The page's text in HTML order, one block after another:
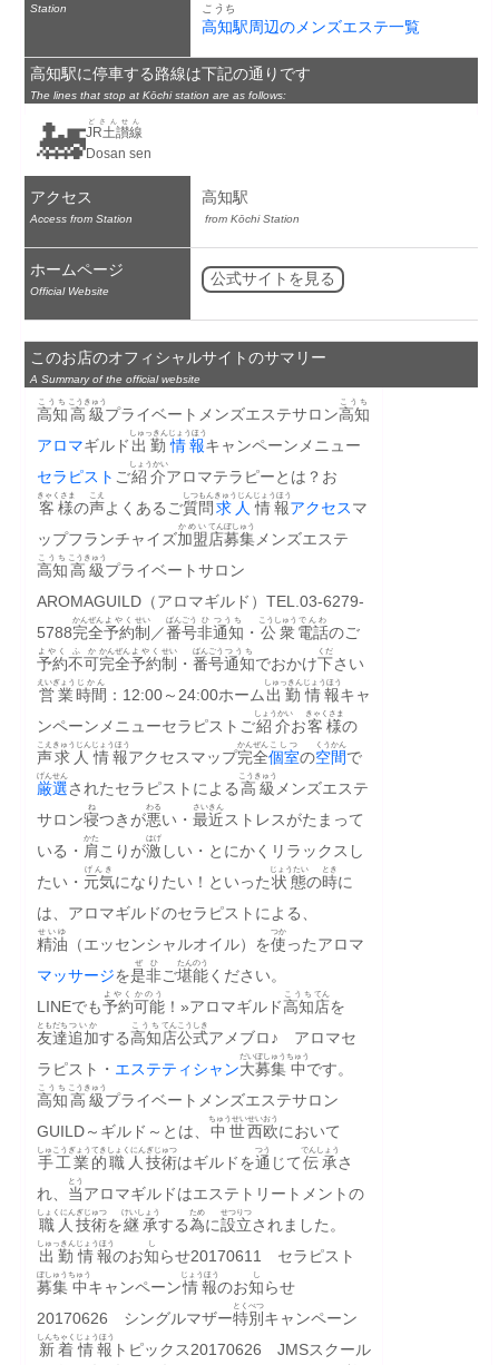
Station
こうち
高知駅周辺のメンズエステ一覧
高知駅に停車する路線は下記の通りです
The lines that stop at Kōchi station are as follows:
🚂JR土讃線
どさんせん
Dosan sen
アクセス
Access from Station
高知駅
from Kōchi Station
ホームページ
Official Website
公式サイトを見る
このお店のオフィシャルサイトのサマリー
A Summary of the official website
高知
こうち
高級
こうきゅう
プライベートメンズエステサロン高知
こうち
アロマギルド 出勤
しゅっきん
情報
じょうほう
キャンペーンメニュー
セラピスト ご紹介
しょうかい
アロマテラピーとは？お
客様
きゃくさま
の声
こえ
よくあるご質問
しつもん
求人
きゅうじん
情報
じょうほう
アクセスマ
ップフランチャイズ加盟
かめい
店
てん
募集
ぼしゅう
メンズエステ
高知
こうち
高級
こうきゅう
プライベートサロン
AROMAGUILD（アロマギルド）TEL.03-6279-
5788完全
かんぜん
予約
よやく
制
せい
／番号
ばんごう
非
ひ
通知
つうち
・ 公衆
こうしゅう
電話
でんわ
のご
予約
よやく
不可
ふか
完全
かんぜん
予約
よやく
制
せい
・ 番号
ばんごう
通知
つうち
でおかけ下
くだ
さい
営業
えいぎょう
時間
じかん
：12:00～24:00ホーム 出勤
しゅっきん
情報
じょうほう
キャ
ンペーンメニューセラピストご紹介
しょうかい
お客様
きゃくさま
の
声
こえ
求人
きゅうじん
情報
じょうほう
アクセスマップ完全
かんぜん
個室
こしつ
の空間
くうかん
で
厳選
げんせん
されたセラピストによる高級
こうきゅう
メンズエステ
サロン寝
ね
つきが悪
わる
い・ 最近
さいきん
ストレスがたまって
いる・ 肩
かた
こりが激
はげ
しい・とにかくリラックスし
たい・ 元気
げんき
になりたい！といった状態
じょうたい
の時
とき
に
は、アロマギルドのセラピストによる、
精油
せいゆ
（エッセンシャルオイル）を使
つか
ったアロマ
マッサージを是非
ぜひ
ご堪能
たんのう
ください。
LINEでも予約
よやく
可能
かのう
！»アロマギルド高知
こうち
店
てん
を
友達
ともだち
追加
ついか
する高知
こうち
店
てん
公式
こうしき
アメブロ♪　アロマセ
ラピスト・ エステティシャン大
だい
募集
ぼしゅう
中
ちゅう
です。
高知
こうち
高級
こうきゅう
プライベートメンズエステサロン
GUILD～ギルド～とは、 中世
ちゅうせい
西欧
せいおう
において
手工業
しゅこうぎょう
的
てき
職人
しょくにん
技術
ぎじゅつ
はギルドを通
つう
じて伝承
でんしょう
さ
れ、 当
とう
アロマギルドはエステトリートメントの
職人
しょくにん
技術
ぎじゅつ
を継承
けいしょう
する為
ため
に設立
せつりつ
されました。
出勤
しゅっきん
情報
じょうほう
のお知
し
らせ20170611　セラピスト
募集
ぼしゅう
中
ちゅう
キャンペーン情報
じょうほう
のお知
し
らせ
20170626　シングルマザー特別
とくべつ
キャンペーン
新着
しんちゃく
情報
じょうほう
トピックス20170626　JMSスクール